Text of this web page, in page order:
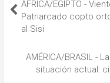
ÁFRICA/EGIPTO -
Patriarcado copto
al Sisi
AMÉRICA/BRASIL -
situación actual: